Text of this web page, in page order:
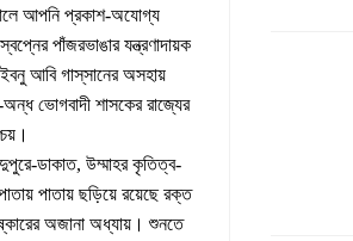
আপনি প্রকাশ-অযোগ্য
পাঁজরভাঙার যন্ত্রণাদায়ক
আবি গাস্‌সানের অসহায়
অন্ধ ভোগবাদী শাসকের রাজ্যের
ডাকাত, উম্মাহর কৃতিত্ব-
পাতায় ছড়িয়ে রয়েছে রক্ত
অজানা অধ্যায়। শুনতে